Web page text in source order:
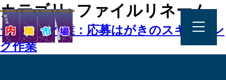
カテゴリ:ファイルリネーム
デジタル作業：応募はがきのスキャニン
グ作業